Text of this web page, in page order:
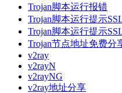
Trojan脚本运行报错
Trojan脚本运行提示
Trojan脚本运行提示
Trojan节点地址免费分
v2ray
v2rayN
v2rayNG
v2ray地址分享